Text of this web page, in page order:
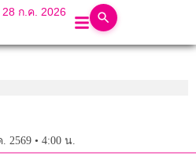
28 ก.ค. 2026
2569 • 4:00 น.